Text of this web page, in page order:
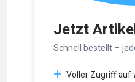
Jetzt
Schnell bestellt –
Voller Zugriff auf